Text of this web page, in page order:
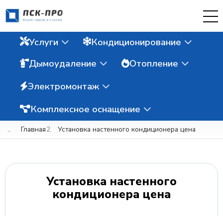
Услуги
Кондиционирование
Дымоудаление
Отопление
Электромонтаж
Комплексное оснащение
Главная Установка настенного кондиционера цена
Установка настенного
кондиционера цена